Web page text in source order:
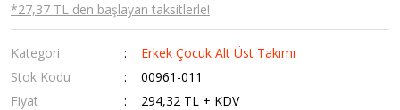
*27,37 TL den başlayan taksitlerle!
Kategori
Erkek Çocuk Alt Üst Takımı
Stok Kodu
00961-011
Fiyat
294,32 TL + KDV